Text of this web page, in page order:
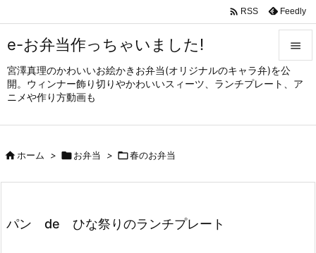
e-お弁当作っちゃいました!
宮澤真理のかわいいお絵かきお弁当(オリジナルのキャラ弁)を公
開。ウィンナー飾り切りやかわいいスィーツ、ランチプレート、ア
ニメや作り方動画も


メニュ
サイド

 RSS Feedly
ホーム > お弁当 > 春のお弁当
パン de ひな祭りのランチプレート